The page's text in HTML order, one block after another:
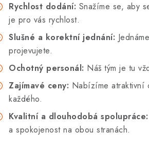
Rychlost dodání: Snažíme se, aby
je pro vás rychlost.
Slušné a korektní jednání:
projevujete.
Ochotný personál: Náš tým je tu
Zajímavé ceny: Nabízíme atraktivní
každého.
Kvalitní a dlouhodobá spolupráce:
a spokojenost na obou stranách.